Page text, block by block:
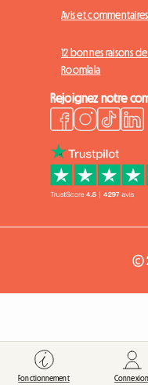
Avis et commentaires
12 bonnes raisons
Roomlala
Rejoignez notre
©
Fonctionnement Connexion